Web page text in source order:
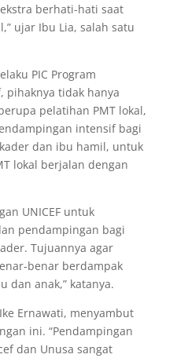
berhati-hati saat
ujar Ibu Lia, salah satu
PIC Program
pihaknya tidak hanya
pelatihan PMT lokal,
intensif bagi
dan ibu hamil, untuk
lokal berjalan dengan
UNICEF untuk
pendampingan bagi
Tujuannya agar
benar berdampak
dan anak,” katanya.
Ernawati, menyambut
ini. “Pendampingan
dan Unusa sangat